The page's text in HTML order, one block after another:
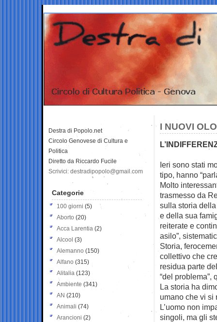
I NUOVI
Ieri sono stati
tipo, hanno
Molto
trasmesso da
sulla storia
e della sua
reiterate e
asilo”,
Storia,
collettivo che
residua parte
“del problema”,
La storia ha
umano che vi si
L’uomo non
singoli, ma gli
Destra di Popolo.net
Circolo Genovese di Cultura e
Politica
Diretto da Riccardo Fucile
Scrivici: destradipopolo@gmail.com
Categorie
100 giorni (5)
Aborto (20)
Acca Larentia (2)
Alcool (3)
Alemanno (150)
Alfano (315)
Alitalia (123)
Ambiente (341)
AN (210)
Animali (74)
Arancioni (2)